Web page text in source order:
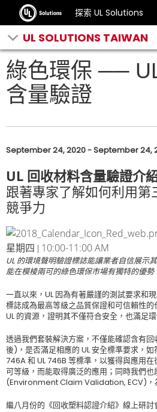
探索 UL Solutions
UL SOLUTIONS TAIWAN
綠色環保 ──
含量驗證
September 24, 2020 - September 24,
UL 回收材料含量驗證介
跟著專家了解如何利用第
競爭力
星期四 | 10:00-11:00 AM
UL 的環境聲明驗證標誌能讓業者自信展示
能在模棱兩可的綠色環保市場有獨特的優勢
一直以來，UL 因為有著嚴謹的測試要求和
標誌成為最高等級之品質保證和可信賴性
UL 的資源，證明其不僅符合安全，也滿足
透過我們套裝解決方案，不僅能確認含有
後)，是否滿足相應的 UL 安全標準要求，
746A 和 UL 746B 等標準，以獲得與應用
可等級，而能取得廣泛的應用；同時我們也
(Environment Claim Validation, ECV)，
繼八月份的《回收塑料認證介紹》線上研